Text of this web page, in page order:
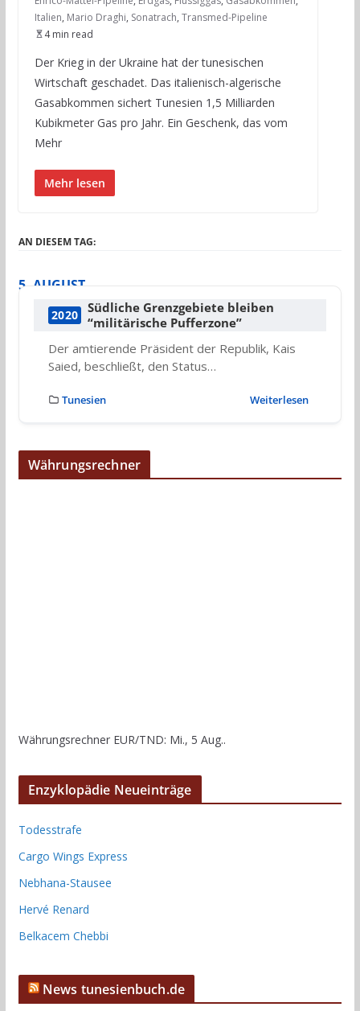
Italien, Mario Draghi, Sonatrach, Transmed-Pipeline
4 min read
Der Krieg in der Ukraine hat der tunesischen
Wirtschaft geschadet. Das italienisch-algerische
Gasabkommen sichert Tunesien 1,5 Milliarden
Kubikmeter Gas pro Jahr. Ein Geschenk, das vom
Mehr
Mehr lesen
AN DIESEM TAG:
5. AUGUST
2020
Südliche Grenzgebiete bleiben
“militärische Pufferzone”
Der amtierende Präsident der Republik, Kais
Saied, beschließt, den Status…
Tunesien Weiterlesen
Währungsrechner
Währungsrechner EUR/TND: Mi., 5 Aug..
Enzyklopädie Neueinträge
Todesstrafe
Cargo Wings Express
Nebhana-Stausee
Hervé Renard
Belkacem Chebbi
News tunesienbuch.de